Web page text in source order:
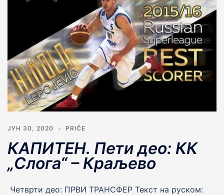
ЈУН 30, 2020 PRIČE
КАПИТЕН. Пети део: КК
„Слога“ – Краљево
Четврти део: ПРВИ ТРАНСФЕР Текст на руском: